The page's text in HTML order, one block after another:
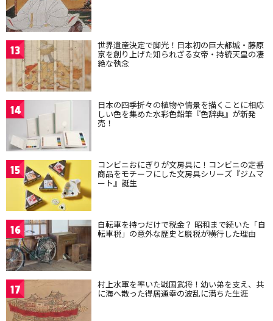
13 世界遺産決定で脚光！日本初の巨大都城・藤原
京を創り上げた知られざる女帝・持統天皇の凄
絶な執念
14 日本の四季折々の植物や情景を描くことに相応
しい色を集めた水彩色鉛筆『色辞典』が新発
売！
15 コンビニおにぎりが文房具に！コンビニの定番
商品をモチーフにした文房具シリーズ『ジムマ
ート』誕生
16 自転車を持つだけで税金？ 昭和まで続いた「自
転車税」の意外な歴史と脱税が横行した理由
17 村上水軍を率いた戦国武将！幼い弟を支え、共
に海へ散った得居通幸の波乱に満ちた生涯